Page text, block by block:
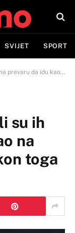
SVIJET SPORT
rad, nakon toga ih zvjerski ubili
su ih
na
toga